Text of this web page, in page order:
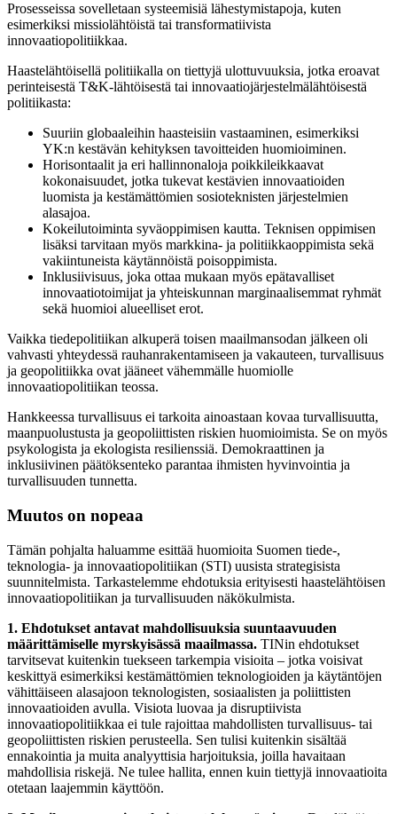
Prosesseissa sovelletaan systeemisiä lähestymistapoja, kuten
esimerkiksi missiolähtöistä tai transformatiivista
innovaatiopolitiikkaa.
Haastelähtöisellä politiikalla on tiettyjä ulottuvuuksia, jotka eroavat
perinteisestä T&K-lähtöisestä tai innovaatiojärjestelmälähtöisestä
politiikasta:
Suuriin globaaleihin haasteisiin vastaaminen, esimerkiksi
YK:n kestävän kehityksen tavoitteiden huomioiminen.
Horisontaalit ja eri hallinnonaloja poikkileikkaavat
kokonaisuudet, jotka tukevat kestävien innovaatioiden
luomista ja kestämättömien sosioteknisten järjestelmien
alasajoa.
Kokeilutoiminta syväoppimisen kautta. Teknisen oppimisen
lisäksi tarvitaan myös markkina- ja politiikkaoppimista sekä
vakiintuneista käytännöistä poisoppimista.
Inklusiivisuus, joka ottaa mukaan myös epätavalliset
innovaatiotoimijat ja yhteiskunnan marginaalisemmat ryhmät
sekä huomioi alueelliset erot.
Vaikka tiedepolitiikan alkuperä toisen maailmansodan jälkeen oli
vahvasti yhteydessä rauhanrakentamiseen ja vakauteen, turvallisuus
ja geopolitiikka ovat jääneet vähemmälle huomiolle
innovaatiopolitiikan teossa.
Hankkeessa turvallisuus ei tarkoita ainoastaan kovaa turvallisuutta,
maanpuolustusta ja geopoliittisten riskien huomioimista. Se on myös
psykologista ja ekologista resilienssiä. Demokraattinen ja
inklusiivinen päätöksenteko parantaa ihmisten hyvinvointia ja
turvallisuuden tunnetta.
Muutos on nopeaa
Tämän pohjalta haluamme esittää huomioita Suomen tiede-,
teknologia- ja innovaatiopolitiikan (STI) uusista strategisista
suunnitelmista. Tarkastelemme ehdotuksia erityisesti haastelähtöisen
innovaatiopolitiikan ja turvallisuuden näkökulmista.
1. Ehdotukset antavat mahdollisuuksia suuntaavuuden
määrittämiselle myrskyisässä maailmassa. TINin ehdotukset
tarvitsevat kuitenkin tuekseen tarkempia visioita – jotka voisivat
keskittyä esimerkiksi kestämättömien teknologioiden ja käytäntöjen
vähittäiseen alasajoon teknologisten, sosiaalisten ja poliittisten
innovaatioiden avulla. Visiota luovaa ja disruptiivista
innovaatiopolitiikkaa ei tule rajoittaa mahdollisten turvallisuus- tai
geopoliittisten riskien perusteella. Sen tulisi kuitenkin sisältää
ennakointia ja muita analyyttisia harjoituksia, joilla havaitaan
mahdollisia riskejä. Ne tulee hallita, ennen kuin tiettyjä innovaatioita
otetaan laajemmin käyttöön.